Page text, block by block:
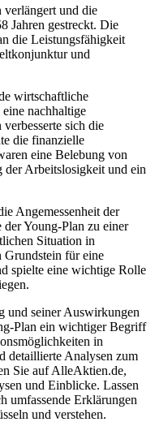
verlängert und die
Jahren gestreckt. Die
die Leistungsfähigkeit
und
wirtschaftliche
nachhaltige
sich die
die finanzielle
eine Belebung von
der Arbeitslosigkeit und ein
Angemessenheit der
der Young-Plan zu einer
Situation in
Grundstein für eine
spielte eine wichtige Rolle
und seiner Auswirkungen
Plan ein wichtiger Begriff
in
detaillierte Analysen zum
Sie auf AlleAktien.de,
und Einblicke. Lassen
umfassende Erklärungen
und verstehen.